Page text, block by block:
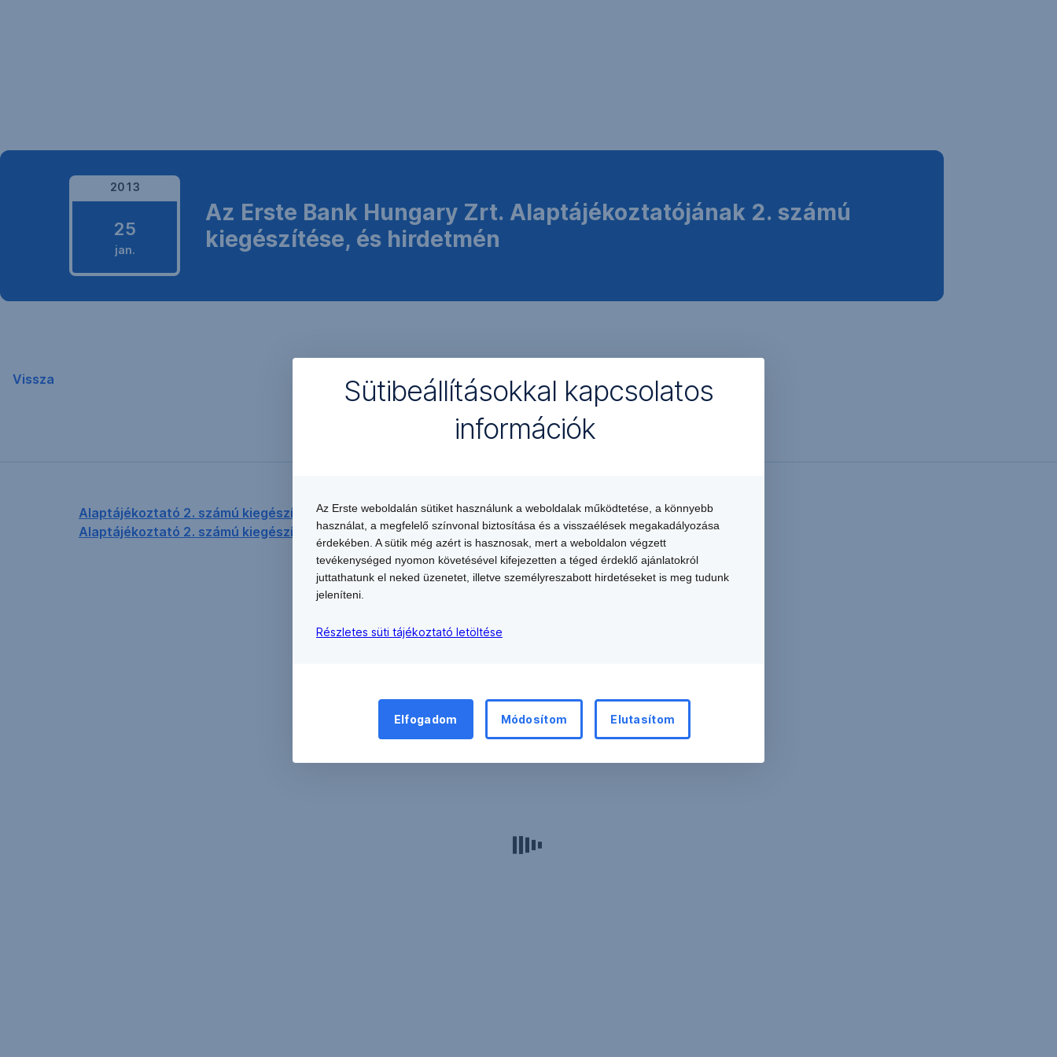
2013
25
jan.
2013.
január
25.
Az Erste Bank Hungary Zrt. Alaptájékoztatójának 2. számú
kiegészítése, és hirdetmén
Vissza
Alaptájékoztató 2. számú kiegészítése
Alaptájékoztató 2. számú kiegészítésének hirdetménye
Sütibeállításokkal kapcsolatos
információk
Az Erste weboldalán sütiket használunk a weboldalak működtetése, a könnyebb
használat, a megfelelő színvonal biztosítása és a visszaélések megakadályozása
érdekében. A sütik még azért is hasznosak, mert a weboldalon végzett
tevékenységed nyomon követésével kifejezetten a téged érdeklő ajánlatokról
juttathatunk el neked üzenetet, illetve személyreszabott hirdetéseket is meg tudunk
jeleníteni.
Részletes süti tájékoztató letöltése
Elfogadom Módosítom Elutasítom